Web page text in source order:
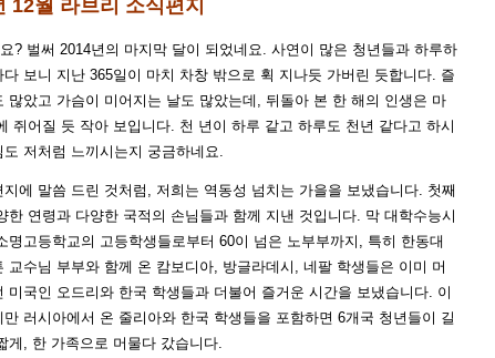
12월 라브리 소식편지
? 벌써 2014년의 마지막 달이 되었네요. 사연이 많은 청년들과 하루하
다 보니 지난 365일이 마치 차창 밖으로 휙 지나듯 가버린 듯합니다. 즐
많았고 가슴이 미어지는 날도 많았는데, 뒤돌아 본 한 해의 인생은 마
쥐어질 듯 작아 보입니다. 천 년이 하루 같고 하루도 천년 같다고 하시
도 저처럼 느끼시는지 궁금하네요.
지에 말씀 드린 것처럼, 저희는 역동성 넘치는 가을을 보냈습니다. 첫째
한 연령과 다양한 국적의 손님들과 함께 지낸 것입니다. 막 대학수능시
명고등학교의 고등학생들로부터 60이 넘은 노부부까지, 특히 한동대
교수님 부부와 함께 온 캄보디아, 방글라데시, 네팔 학생들은 이미 머
미국인 오드리와 한국 학생들과 더불어 즐거운 시간을 보냈습니다. 이
만 러시아에서 온 줄리아와 한국 학생들을 포함하면 6개국 청년들이 길
게, 한 가족으로 머물다 갔습니다.